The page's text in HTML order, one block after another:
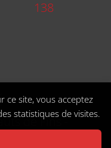
ce site, vous acceptez
statistiques de visites.
138
de Fins -
Montholon -